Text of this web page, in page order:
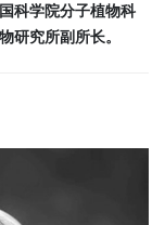
科学院分子植物科
研究所副所长。